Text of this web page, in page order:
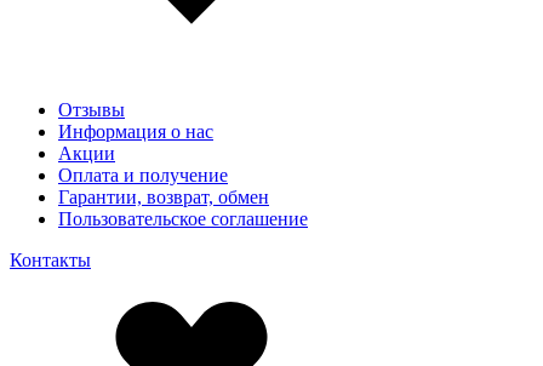
Отзывы
Информация о нас
Акции
Оплата и получение
Гарантии, возврат, обмен
Пользовательское соглашение
Контакты